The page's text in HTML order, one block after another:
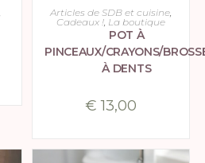
CHOIX DES OPTIONS
Articles de SDB et cuisine
Cadeaux ! La boutique
POT À
PINCEAUX/CRAYONS/
À DENTS
€ 13,00